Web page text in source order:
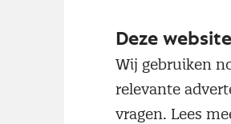
Deze
Wij gebruiken
relevante
vragen. Lees